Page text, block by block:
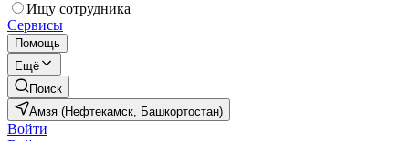
Ищу сотрудника
Сервисы
Помощь
Ещё
Поиск
Амзя (Нефтекамск, Башкортостан)
Войти